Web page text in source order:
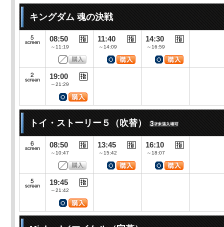
キングダム 魂の決戦
08:50
～11:19
11:40
～14:09
14:30
～16:59
19:00
～21:29
トイ・ストーリー５（吹替）
08:50
～10:47
13:45
～15:42
16:10
～18:07
19:45
～21:42